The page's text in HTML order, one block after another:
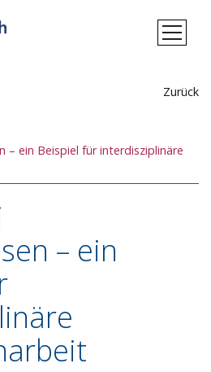
Zurück
– ein Beispiel für interdisziplinäre
– ein